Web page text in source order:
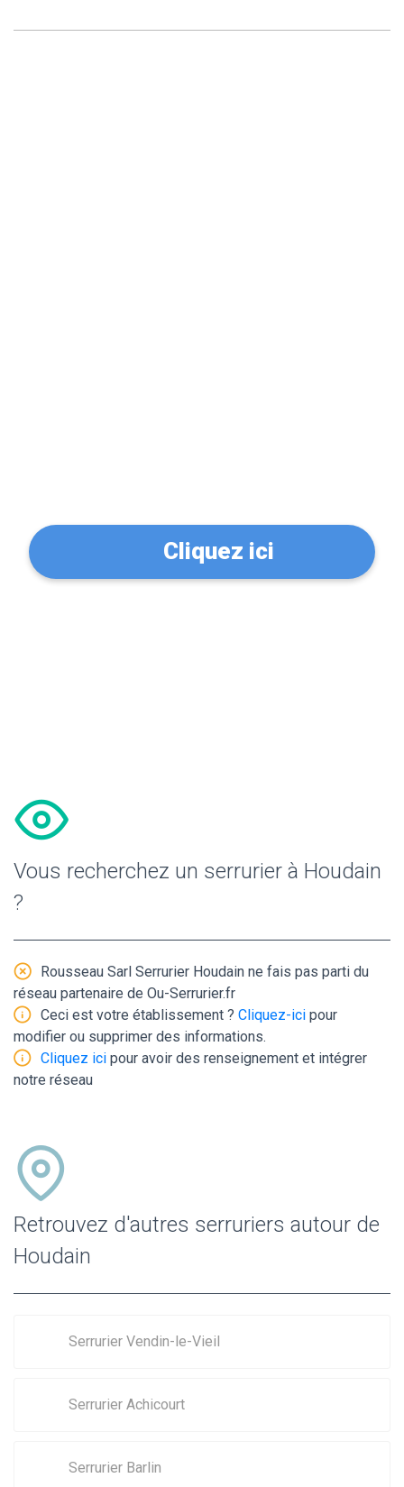
Cliquez ici
Vous recherchez un serrurier à Houdain
?
Rousseau Sarl Serrurier Houdain ne fais pas parti du
réseau partenaire de Ou-Serrurier.fr
Ceci est votre établissement ? Cliquez-ici pour
modifier ou supprimer des informations.
Cliquez ici pour avoir des renseignement et intégrer
notre réseau
Retrouvez d'autres serruriers autour de
Houdain
Serrurier Vendin-le-Vieil
Serrurier Achicourt
Serrurier Barlin